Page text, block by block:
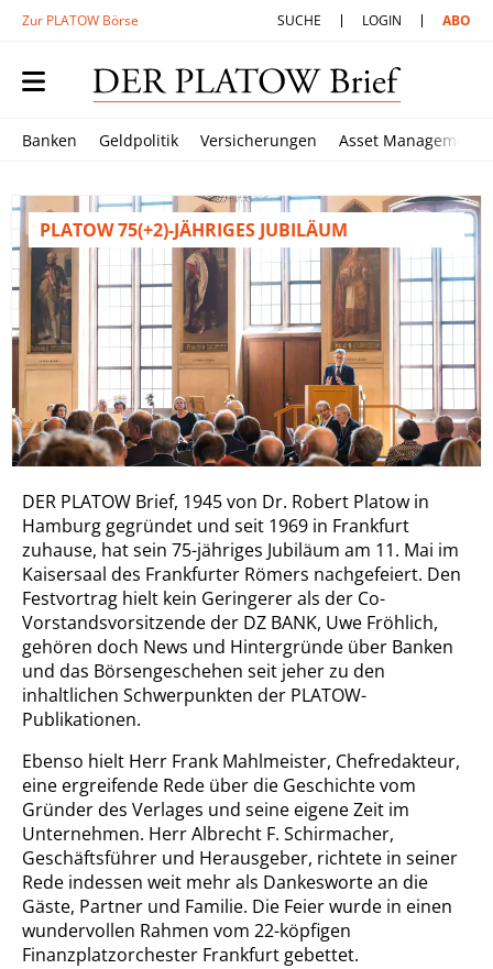
Zur PLATOW Börse SUCHE LOGIN ABO
Banken Geldpolitik Versicherungen Asset Management
PLATOW 75(+2)-JÄHRIGES JUBILÄUM
DER PLATOW Brief, 1945 von Dr. Robert Platow in
Hamburg gegründet und seit 1969 in Frankfurt
zuhause, hat sein 75-jähriges Jubiläum am 11. Mai im
Kaisersaal des Frankfurter Römers nachgefeiert. Den
Festvortrag hielt kein Geringerer als der Co-
Vorstandsvorsitzende der DZ BANK, Uwe Fröhlich,
gehören doch News und Hintergründe über Banken
und das Börsengeschehen seit jeher zu den
inhaltlichen Schwerpunkten der PLATOW-
Publikationen.
Ebenso hielt Herr Frank Mahlmeister, Chefredakteur,
eine ergreifende Rede über die Geschichte vom
Gründer des Verlages und seine eigene Zeit im
Unternehmen. Herr Albrecht F. Schirmacher,
Geschäftsführer und Herausgeber, richtete in seiner
Rede indessen weit mehr als Dankesworte an die
Gäste, Partner und Familie. Die Feier wurde in einen
wundervollen Rahmen vom 22-köpfigen
Finanzplatzorchester Frankfurt gebettet.